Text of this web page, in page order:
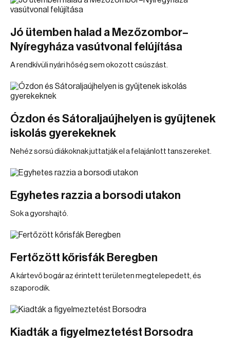
Jó ütemben halad a Mezőzombor–
Nyíregyháza vasútvonal felújítása
A rendkívüli nyári hőség sem okozott csúszást.
Ózdon és Sátoraljaújhelyen is gyűjtenek
iskolás gyerekeknek
Nehéz sorsú diákoknak juttatják el a felajánlott tanszereket.
Egyhetes razzia a borsodi utakon
Sok a gyorshajtó.
Fertőzött kőrisfák Beregben
A kártevő bogár az érintett területen megtelepedett, és
szaporodik.
Kiadták a figyelmeztetést Borsodra